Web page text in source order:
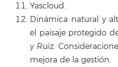
Yascloud.
Dinámica natural y
el paisaje protegido
y Ruiz.
mejora de la gestión.